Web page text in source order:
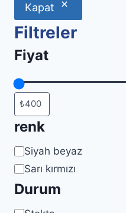
Kapat
Filtreler
Fiyat
renk
Renk
Siyah beyaz
Sarı kırmızı
Durum